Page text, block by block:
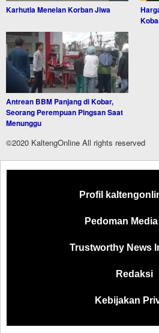
Karhutla Menelan Korban Jiwa
Antrean BBM Panjang di Kobar,
Seorang Perempuan Pingsan Saat
Menunggu
©2020 KaltengOnline All rights reserved
Profil
Pedoman
Trustworthy News
Redaksi
Kebijakan